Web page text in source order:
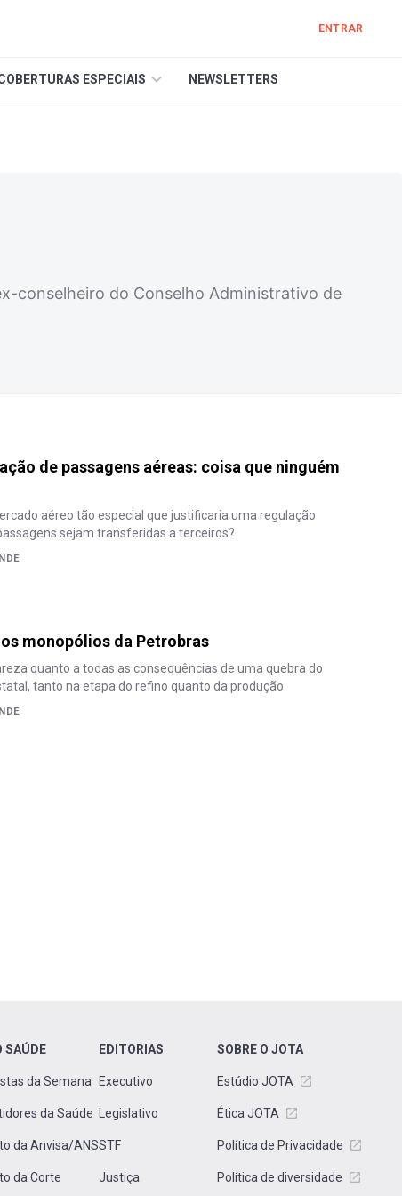
ENTRAR
ESPECIAIS NEWSLETTERS
conselheiro do Conselho Administrativo de
de passagens aéreas: coisa que ninguém
aéreo tão especial que justificaria uma regulação
sejam transferidas a terceiros?
monopólios da Petrobras
quanto a todas as consequências de uma quebra do
tanto na etapa do refino quanto da produção
SAÚDE
da Semana
da Saúde
da Anvisa/ANS
da Corte
EDITORIAS
Executivo
Legislativo
STF
Justiça
SOBRE O JOTA
Estúdio JOTA
Ética JOTA
Política de Privacidade
Política de diversidade